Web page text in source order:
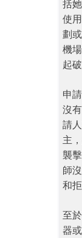
括
使
劃
機
起
申
沒
請
主
襲
師
和
至
器